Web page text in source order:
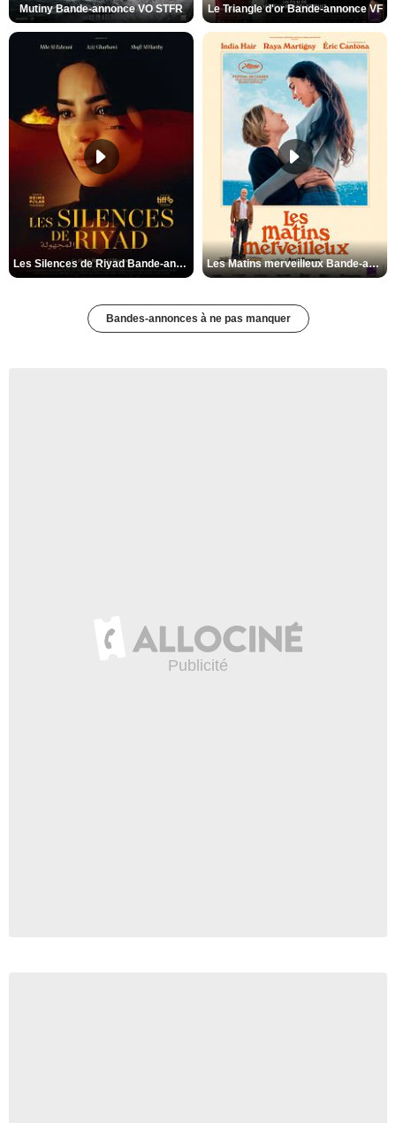
Mutiny Bande-annonce VO STFR Le Triangle d'or Bande-annonce VF
Les Silences de Riyad Bande-annonce VO STFR Les Matins merveilleux Bande-annonce VF
Bandes-annonces à ne pas manquer